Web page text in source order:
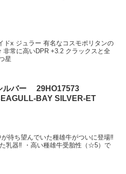
ドx ジュラー 有名なコスモポリタンの
非常に高いDPR +3.2 クラックスと全
星
ルバー 29HO17573
BAY SILVER-ET
が待ち望んでいた種雄牛がついに登場‼
乳器‼ ・高い種雄牛受胎性（☆5）で